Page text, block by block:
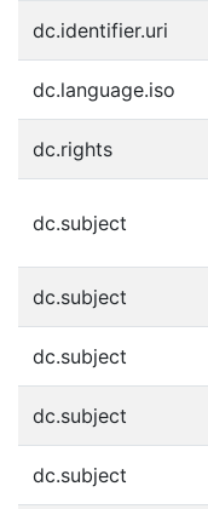
dc.identifier.uri
dc.language.iso
dc.rights
dc.subject
dc.subject
dc.subject
dc.subject
dc.subject